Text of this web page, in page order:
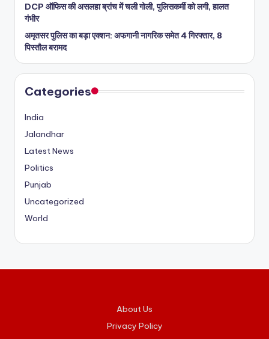
DCP ऑफिस की असलहा ब्रांच में चली गोली, पुलिसकर्मी को लगी, हालत
गंभीर
अमृतसर पुलिस का बड़ा एक्शन: अफगानी नागरिक समेत 4 गिरफ्तार, 8
पिस्तौल बरामद
Categories
India
Jalandhar
Latest News
Politics
Punjab
Uncategorized
World
About Us
Privacy Policy